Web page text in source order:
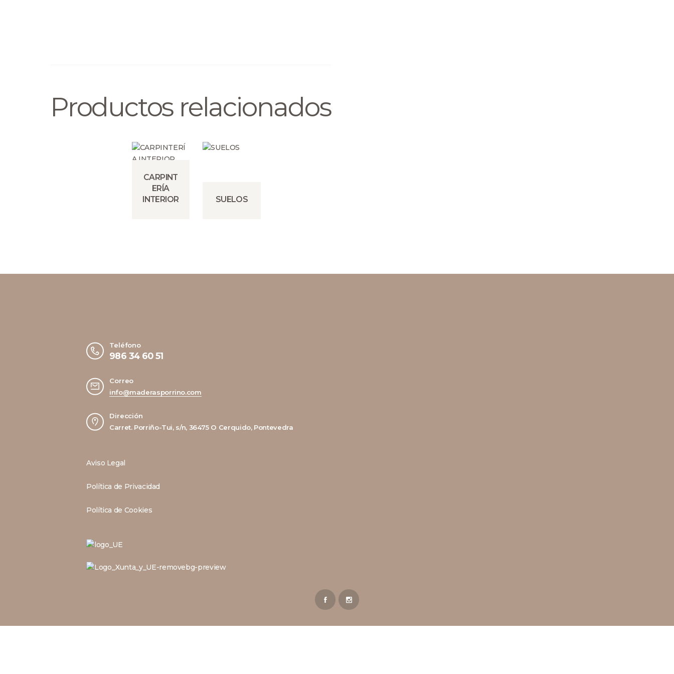
Productos relacionados
CARPINT
ERÍA
INTERIOR
SUELOS
Teléfono
986 34 60 51
Correo
info@maderasporrino.com
Dirección
Carret. Porriño-Tui, s/n, 36475 O Cerquido, Pontevedra
Aviso Legal
Política de Privacidad
Política de Cookies